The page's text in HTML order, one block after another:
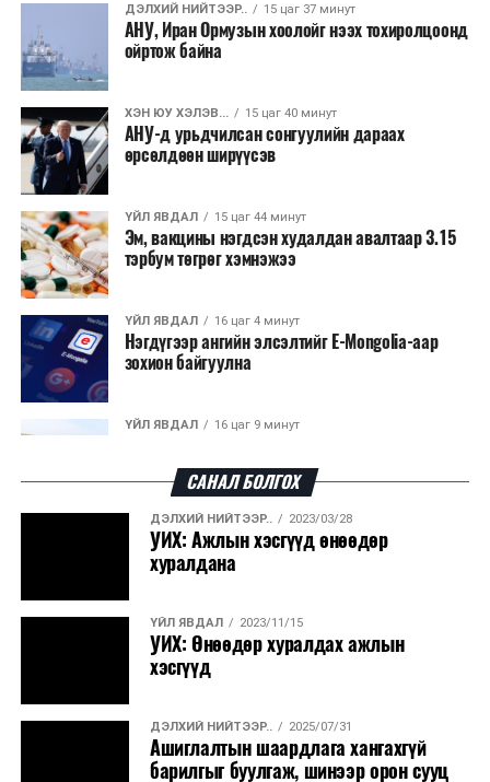
ДЭЛХИЙ НИЙТЭЭР.. 15 цаг 37 минут
АНУ, Иран Ормузын хоолойг нээх тохиролцоонд
ойртож байна
ХЭН ЮУ ХЭЛЭВ... 15 цаг 40 минут
АНУ-д урьдчилсан сонгуулийн дараах
өрсөлдөөн ширүүсэв
ҮЙЛ ЯВДАЛ 15 цаг 44 минут
Эм, вакцины нэгдсэн худалдан авалтаар 3.15
тэрбум төгрөг хэмнэжээ
ҮЙЛ ЯВДАЛ 16 цаг 4 минут
Нэгдүгээр ангийн элсэлтийг E-Mongolia-аар
зохион байгуулна
ҮЙЛ ЯВДАЛ 16 цаг 9 минут
талаас илүү хувь нь 13-аас...
ҮЙЛ ЯВДАЛ 16 цаг 14 минут
Засгийн газар энэ оныг дуустал санхүүгийн
хэмнэлтийн горимд шилжинэ
ХЭН ЮУ ХЭЛЭВ... 16 цаг 41 минут
Шатахууны импортын гаалийн албан татварыг
2027 оны хоёрдугаар сарын ...
ҮЙЛ ЯВДАЛ 16 цаг 52 минут
Нөөцийн махны хяналтын тогтолцоог
САНАЛ БОЛГОХ
ДЭЛХИЙ НИЙТЭЭР.. 2023/03/28
УИХ: Ажлын хэсгүүд өнөөдөр
хуралдана
ҮЙЛ ЯВДАЛ 2023/11/15
УИХ: Өнөөдөр хуралдах ажлын
хэсгүүд
ДЭЛХИЙ НИЙТЭЭР.. 2025/07/31
Ашиглалтын шаардлага хангахгүй
барилгыг буулгаж, шинээр орон сууц